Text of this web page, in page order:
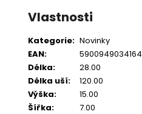
Vlastnosti
Kategorie: Novinky
EAN:
5900949034164
Délka:
28.00
Délka uší:
120.00
Výška:
15.00
Šířka:
7.00